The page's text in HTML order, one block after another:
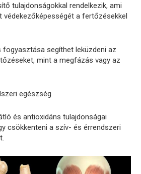
tulajdonságokkal rendelkezik, ami
a fertőzésekkel
fogyasztása segíthet leküzdeni az
mint a megfázás vagy az
egészség
és antioxidáns tulajdonságai
csökkenteni a szív- és érrendszeri